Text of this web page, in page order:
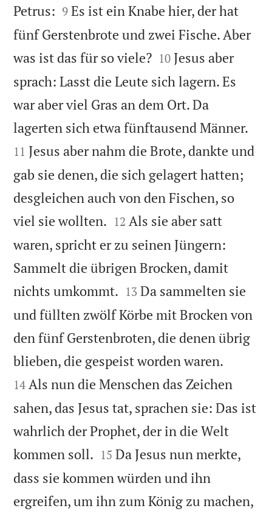
Petrus: 

9 Es ist ein Knabe hier, der hat
fünf Gerstenbrote und zwei Fische. Aber
was ist das für so viele?
10 Jesus aber
sprach: Lasst die Leute sich lagern. Es
war aber viel Gras an dem Ort. Da
lagerten sich etwa fünftausend Männer.
11 Jesus aber nahm die Brote, dankte und
gab sie denen, die sich gelagert hatten;
desgleichen auch von den Fischen, so
viel sie wollten. 

12 Als sie aber satt
waren, spricht er zu seinen Jüngern:
Sammelt die übrigen Brocken, damit
nichts umkommt. 

13 Da sammelten sie
und füllten zwölf Körbe mit Brocken von
den fünf Gerstenbroten, die denen übrig
blieben, die gespeist worden waren.
14 Als nun die Menschen das Zeichen
sahen, das Jesus tat, sprachen sie: Das ist
wahrlich der Prophet, der in die Welt
kommen soll. 

15 Da Jesus nun merkte,
dass sie kommen würden und ihn
ergreifen, um ihn zum König zu machen,